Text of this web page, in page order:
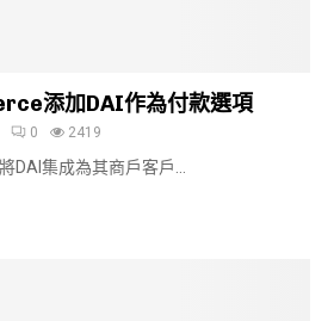
添加DAI作為付款選項
0 2419
DAI集成為其商戶客戶...